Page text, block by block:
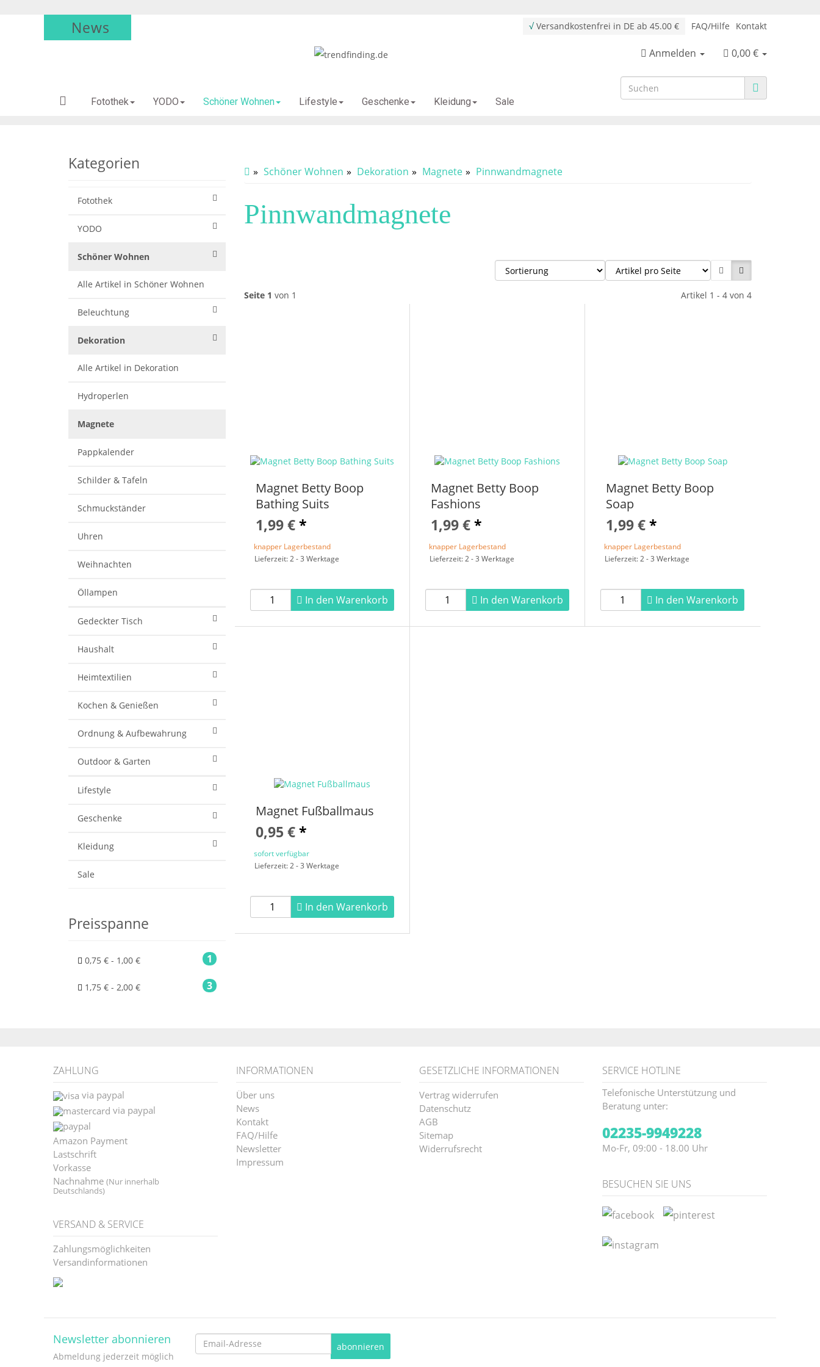
√Versandkostenfrei in DE ab 45.00 € FAQ/Hilfe Kontakt
News
Anmelden 0,00 €
Fotothek YODO Schöner Wohnen Lifestyle Geschenke Kleidung Sale
Schöner Wohnen Dekoration Magnete Pinnwandmagnete
Pinnwandmagnete
Seite 1 von 1 Artikel 1 - 4 von 4
Magnet Betty Boop
Bathing Suits
1,99 € *
knapper Lagerbestand
Lieferzeit: 2 - 3 Werktage
In den Warenkorb
Magnet Betty Boop
Fashions
1,99 €*
knapper Lagerbestand
Lieferzeit: 2 - 3 Werktage
In den Warenkorb
Magnet Betty Boop
Soap
1,99 € *
knapper Lagerbestand
Lieferzeit: 2 - 3 Werktage
In den Warenkorb
Magnet Fußballmaus
0,95 € *
sofort verfügbar
Lieferzeit: 2 - 3 Werktage
In den Warenkorb
Kategorien
Fotothek
YODO
Schöner Wohnen
Alle Artikel in Schöner Wohnen
Beleuchtung
Dekoration
Alle Artikel in Dekoration
Hydroperlen
Magnete
Pappkalender
Schilder & Tafeln
Schmuckständer
Uhren
Weihnachten
Öllampen
Gedeckter Tisch
Haushalt
Heimtextilien
Kochen & Genießen
Ordnung & Aufbewahrung
Outdoor & Garten
Lifestyle
Geschenke
Kleidung
Sale
Preisspanne
1
0,75 € - 1,00 €
3
1,75 € - 2,00 €
ZAHLUNG
via paypal
via paypal
Amazon Payment
Lastschrift
Vorkasse
Nachnahme (Nur innerhalb
Deutschlands)
VERSAND & SERVICE
Zahlungsmöglichkeiten
Versandinformationen
INFORMATIONEN
Über uns
News
Kontakt
FAQ/Hilfe
Newsletter
Impressum
GESETZLICHE INFORMATIONEN
Vertrag widerrufen
Datenschutz
AGB
Sitemap
Widerrufsrecht
SERVICE HOTLINE
Telefonische Unterstützung und
Beratung unter:
02235-9949228
Mo-Fr, 09:00 - 18.00 Uhr
BESUCHEN SIE UNS
Newsletter abonnieren
Abmeldung jederzeit möglich
Email-
Adresse
abonnieren